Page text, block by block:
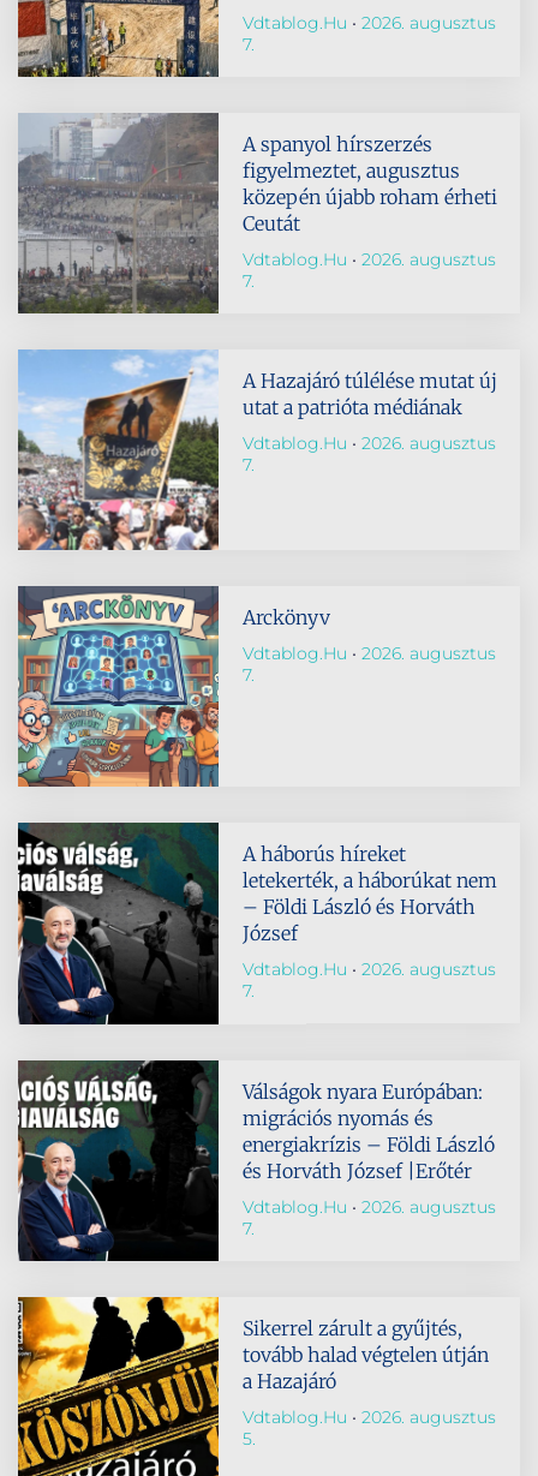
Vdtablog.hu
2026. augusztus
7.
A spanyol hírszerzés
figyelmeztet, augusztus
közepén újabb roham érheti
Ceutát
Vdtablog.hu
2026. augusztus
7.
A Hazajáró túlélése mutat új
utat a patrióta médiának
Vdtablog.hu
2026. augusztus
7.
Arckönyv
Vdtablog.hu
2026. augusztus
7.
A háborús híreket
letekerték, a háborúkat nem
– Földi László és Horváth
József
Vdtablog.hu
2026. augusztus
7.
Válságok nyara Európában:
migrációs nyomás és
energiakrízis – Földi László
és Horváth József |Erőtér
Vdtablog.hu
2026. augusztus
7.
Sikerrel zárult a gyűjtés,
tovább halad végtelen útján
a Hazajáró
Vdtablog.hu
2026. augusztus
5.